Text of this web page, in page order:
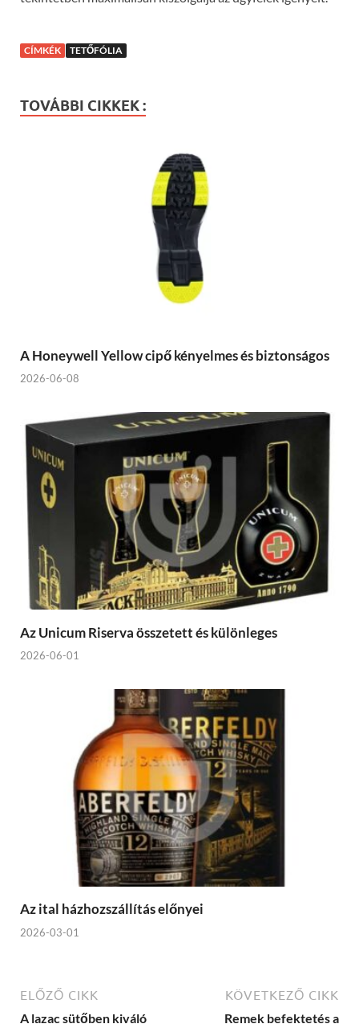
CÍMKÉK TETŐFÓLIA
TOVÁBBI CIKKEK :
A Honeywell Yellow cipő kényelmes és biztonságos
2026-06-08
Az Unicum Riserva összetett és különleges
2026-06-01
Az ital házhozszállítás előnyei
2026-03-01
ELŐZŐ CIKK
A lazac sütőben kiváló
KÖVETKEZŐ CIKK
Remek befektetés a